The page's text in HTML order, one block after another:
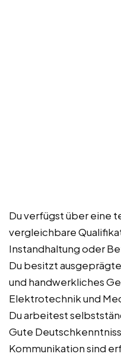
Du verfügst über eine
vergleichbare
Instandhaltung oder
Du besitzt
und handwerkliches
Elektrotechnik und
Du arbeitest
Gute
Kommunikation sind